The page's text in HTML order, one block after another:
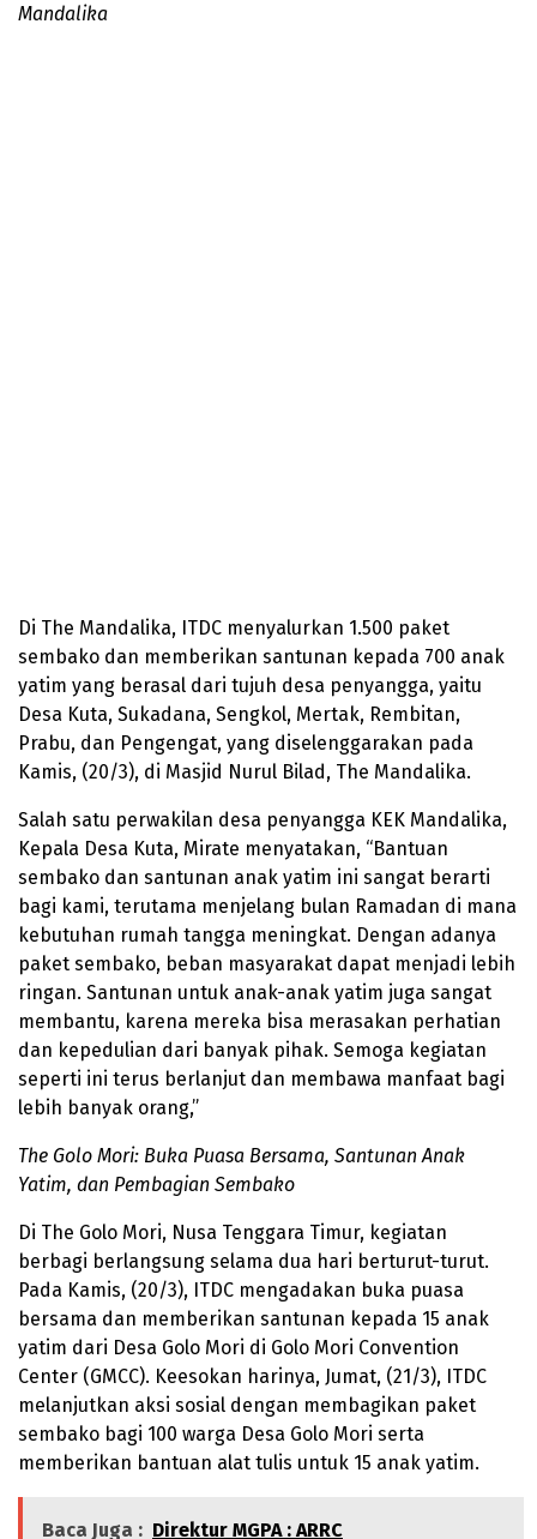
Mandalika
Di The Mandalika, ITDC menyalurkan 1.500 paket
sembako dan memberikan santunan kepada 700 anak
yatim yang berasal dari tujuh desa penyangga, yaitu
Desa Kuta, Sukadana, Sengkol, Mertak, Rembitan,
Prabu, dan Pengengat, yang diselenggarakan pada
Kamis, (20/3), di Masjid Nurul Bilad, The Mandalika.
Salah satu perwakilan desa penyangga KEK Mandalika,
Kepala Desa Kuta, Mirate menyatakan, “Bantuan
sembako dan santunan anak yatim ini sangat berarti
bagi kami, terutama menjelang bulan Ramadan di mana
kebutuhan rumah tangga meningkat. Dengan adanya
paket sembako, beban masyarakat dapat menjadi lebih
ringan. Santunan untuk anak-anak yatim juga sangat
membantu, karena mereka bisa merasakan perhatian
dan kepedulian dari banyak pihak. Semoga kegiatan
seperti ini terus berlanjut dan membawa manfaat bagi
lebih banyak orang,”
The Golo Mori: Buka Puasa Bersama, Santunan Anak
Yatim, dan Pembagian Sembako
Di The Golo Mori, Nusa Tenggara Timur, kegiatan
berbagi berlangsung selama dua hari berturut-turut.
Pada Kamis, (20/3), ITDC mengadakan buka puasa
bersama dan memberikan santunan kepada 15 anak
yatim dari Desa Golo Mori di Golo Mori Convention
Center (GMCC). Keesokan harinya, Jumat, (21/3), ITDC
melanjutkan aksi sosial dengan membagikan paket
sembako bagi 100 warga Desa Golo Mori serta
memberikan bantuan alat tulis untuk 15 anak yatim.
Baca Juga : Direktur MGPA : ARRC